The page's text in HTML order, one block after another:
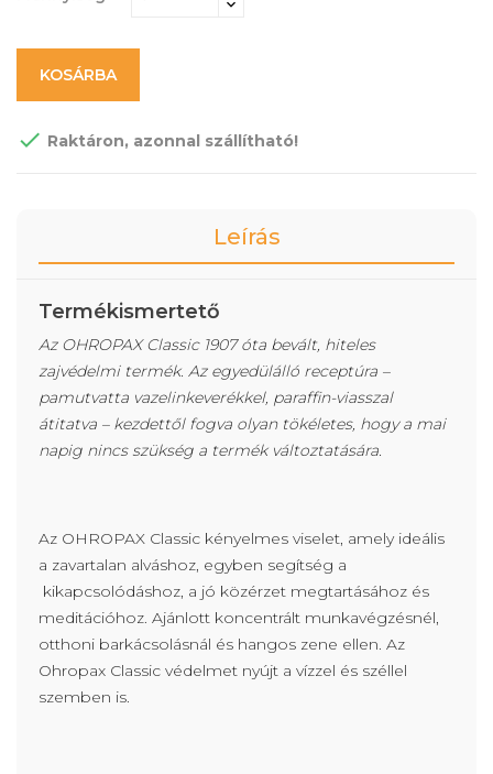
KOSÁRBA
 Raktáron, azonnal szállítható!
Leírás
Termékismertető
Az OHROPAX Classic 1907 óta bevált, hiteles
zajvédelmi termék. Az egyedülálló receptúra –
pamutvatta vazelinkeverékkel, paraffin-viasszal
átitatva – kezdettől fogva olyan tökéletes, hogy a mai
napig nincs szükség a termék változtatására.
Az OHROPAX Classic kényelmes viselet, amely ideális
a zavartalan alváshoz, egyben segítség a
kikapcsolódáshoz, a jó közérzet megtartásához és
meditációhoz. Ajánlott koncentrált munkavégzésnél,
otthoni barkácsolásnál és hangos zene ellen. Az
Ohropax Classic védelmet nyújt a vízzel és széllel
szemben is.